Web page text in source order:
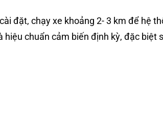
đặt, chạy xe khoảng 2- 3 km để hệ
chuẩn cảm biến định kỳ, đặc biệt